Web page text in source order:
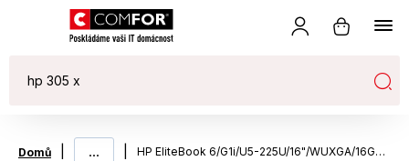
Domů ... HP EliteBook 6/G1i/U5-225U/16"/WUXGA/16GB/512GB/Intel int/W11P/Silver/3R